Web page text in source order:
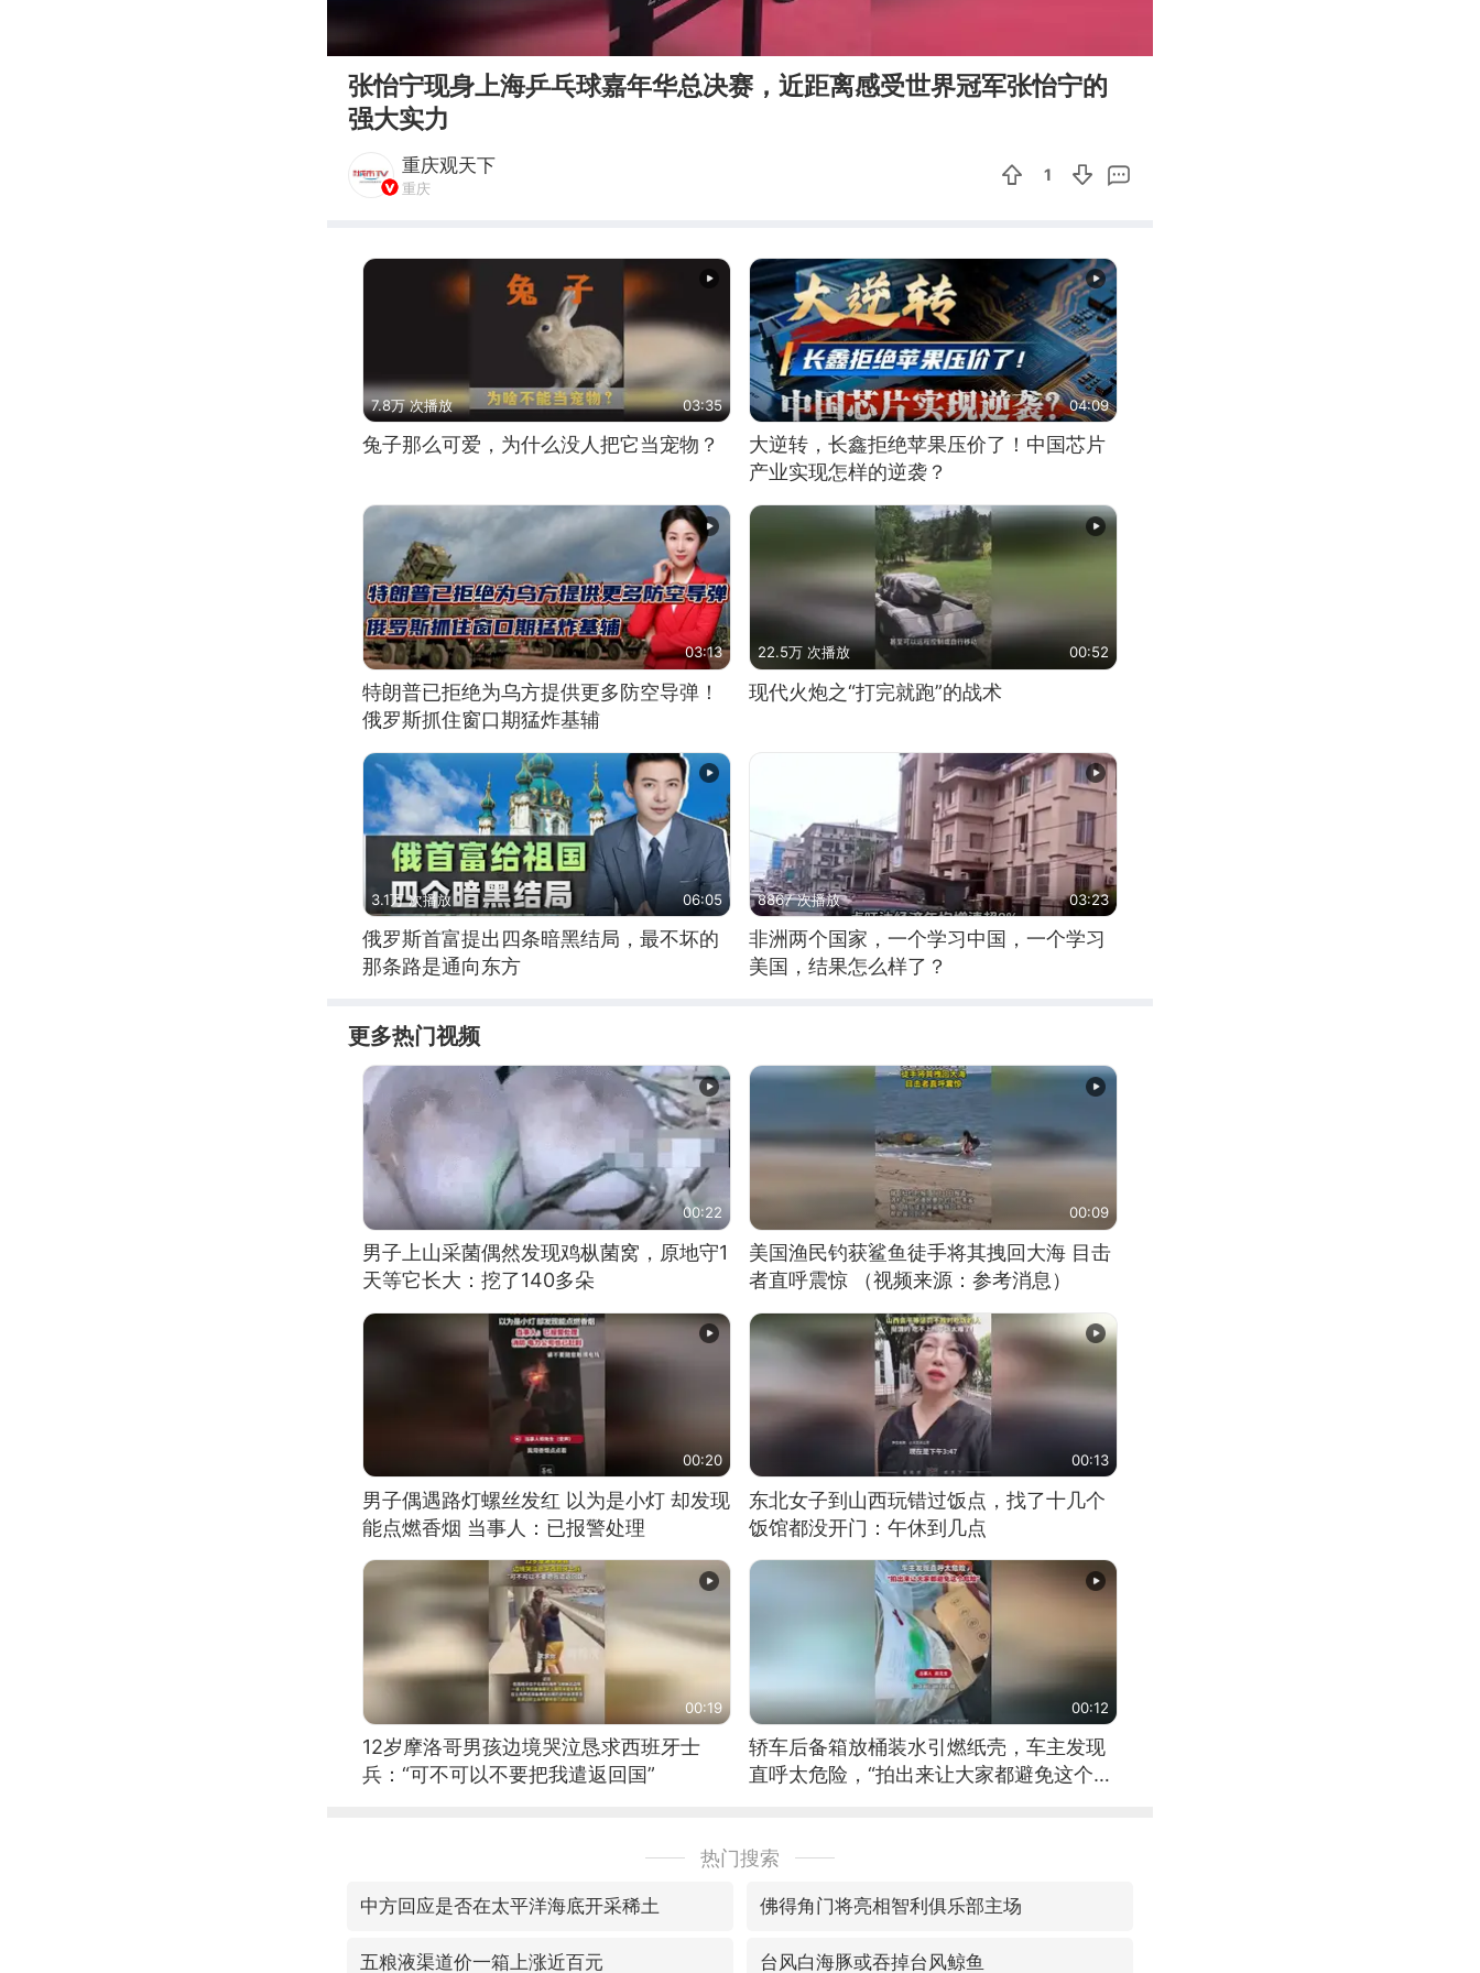
张怡宁现身上海乒乓球嘉年华总决赛，近距离感受世界冠军张怡宁的
强大实力
重庆观天下
重庆
1
7.8万 次播放 03:35
兔子那么可爱，为什么没人把它当宠物？
04:09
大逆转，长鑫拒绝苹果压价了！中国芯片
产业实现怎样的逆袭？
03:13
特朗普已拒绝为乌方提供更多防空导弹！
俄罗斯抓住窗口期猛炸基辅
22.5万 次播放 00:52
现代火炮之“打完就跑”的战术
3.1万 次播放 06:05
俄罗斯首富提出四条暗黑结局，最不坏的
那条路是通向东方
8867 次播放 03:23
非洲两个国家，一个学习中国，一个学习
美国，结果怎么样了？
更多热门视频
00:22
男子上山采菌偶然发现鸡枞菌窝，原地守1
天等它长大：挖了140多朵
00:09
美国渔民钓获鲨鱼徒手将其拽回大海 目击
者直呼震惊 （视频来源：参考消息）
00:20
男子偶遇路灯螺丝发红 以为是小灯 却发现
能点燃香烟 当事人：已报警处理
00:13
东北女子到山西玩错过饭点，找了十几个
饭馆都没开门：午休到几点
00:19
12岁摩洛哥男孩边境哭泣恳求西班牙士
兵：“可不可以不要把我遣返回国”
00:12
轿车后备箱放桶装水引燃纸壳，车主发现
直呼太危险，“拍出来让大家都避免这个危
热门搜索
中方回应是否在太平洋海底开采稀土 佛得角门将亮相智利俱乐部主场
五粮液渠道价一箱上涨近百元 台风白海豚或吞掉台风鲸鱼